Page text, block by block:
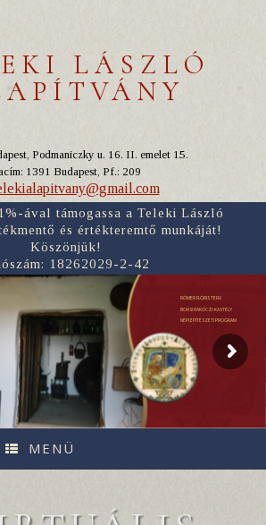
LÁSZLÓ
Podmaniczky u. 16. II. emelet 15.
1391 Budapest, Pf.: 209
ával támogassa a Teleki László
és értékteremtő munkáját!
Köszönjük!
18262029-2-42
RÓMER FLÓRIS TERV
BORSI RÁKÓCZI-KASTÉLY
NÉPI ÉPÍTÉSZETI PROGRAM
MENÜ